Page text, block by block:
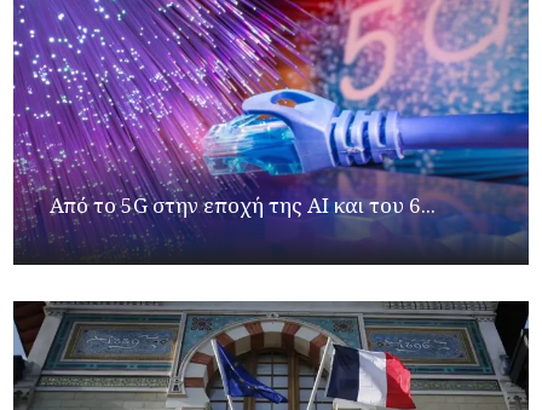
Από το 5G στην εποχή της AI και του 6...